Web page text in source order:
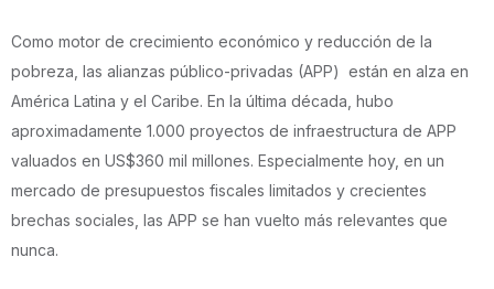
Como motor de crecimiento económico y reducción de la
pobreza, las alianzas público-privadas (APP) están en alza en
América Latina y el Caribe. En la última década, hubo
aproximadamente 1.000 proyectos de infraestructura de APP
valuados en US$360 mil millones. Especialmente hoy, en un
mercado de presupuestos fiscales limitados y crecientes
brechas sociales, las APP se han vuelto más relevantes que
nunca.